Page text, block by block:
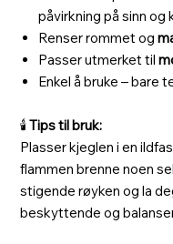
påvirkning på sinn og
Renser rommet og
Passer utmerket til
Enkel å bruke – bare
🕯️Tips til bruk:
Plasser kjeglen i en
flammen brenne noen
stigende røyken og la
beskyttende og